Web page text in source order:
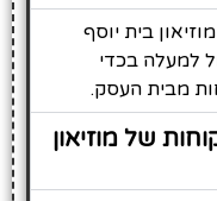
בית יוסף
למעלה בכדי
מבית העסק.
של מוזיאון